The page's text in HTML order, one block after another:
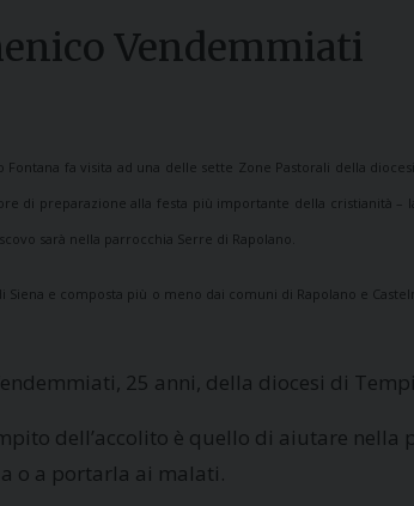
Vendemmiati
fa visita ad una delle sette Zone Pastorali della
di preparazione alla festa più importante della cristianità –
sarà nella parrocchia Serre di Rapolano.
e composta più o meno dai comuni di Rapolano e
25 anni, della diocesi di
dell’accolito è quello di aiutare nella
o a portarla ai malati.